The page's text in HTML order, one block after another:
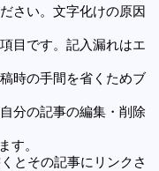
さい。文字化けの原因
目です。記入漏れはエ
時の手間を省くためブ
分の記事の編集・削除
す。
とその記事にリンクさ